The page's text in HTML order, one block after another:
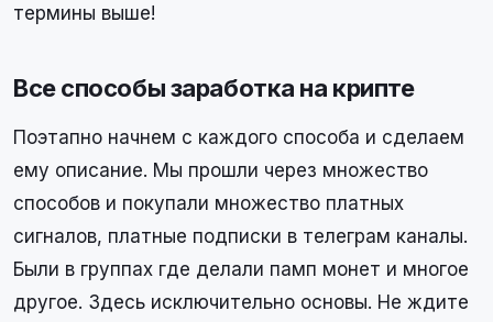
термины выше!
Все способы заработка на крипте
Поэтапно начнем с каждого способа и сделаем
ему описание. Мы прошли через множество
способов и покупали множество платных
сигналов, платные подписки в телеграм каналы.
Были в группах где делали памп монет и многое
другое. Здесь исключительно основы. Не ждите